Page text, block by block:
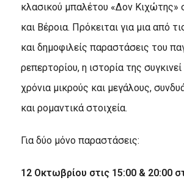
κλασικού μπαλέτου «Δον Κιχώτης»
και Βέροια. Πρόκειται για μια από
και δημοφιλείς παραστάσεις του
ρεπερτορίου, η ιστορία της
χρόνια μικρούς και μεγάλους,
και ρομαντικά στοιχεία.
Για δύο μόνο παραστάσεις:
12 Οκτωβρίου στις 15:00 & 20:00